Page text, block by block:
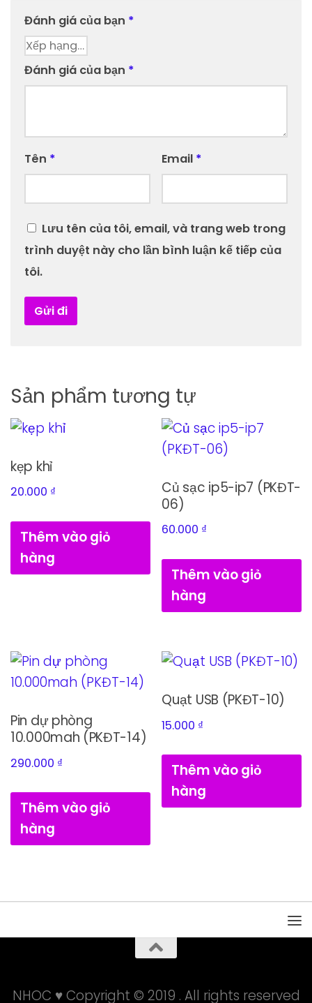
Đánh giá của bạn *
Đánh giá của bạn *
Tên * Email *
Lưu tên của tôi, email, và trang web trong
trình duyệt này cho lần bình luận kế tiếp của
tôi.
Sản phẩm tương tự
kẹp khỉ
20.000 ₫
Thêm vào giỏ
hàng
Củ sạc ip5-ip7 (PKĐT-
06)
60.000 ₫
Thêm vào giỏ
hàng
Pin dự phòng
10.000mah (PKĐT-14)
290.000 ₫
Thêm vào giỏ
hàng
Quạt USB (PKĐT-10)
15.000 ₫
Thêm vào giỏ
hàng
NHOC ♥ Copyright © 2019 . All rights reserved